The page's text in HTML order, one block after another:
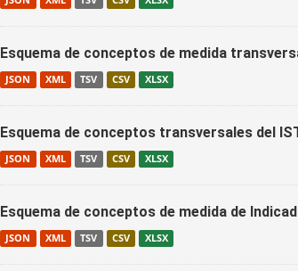
Esquema de conceptos de medida
JSON XML TSV CSV XLSX
Esquema de conceptos transversales del
JSON XML TSV CSV XLSX
Esquema de conceptos de medida de
JSON XML TSV CSV XLSX